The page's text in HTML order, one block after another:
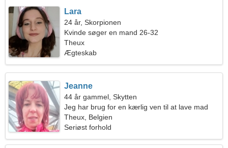
Lara
24 år, Skorpionen
Kvinde søger en mand 26-32
Theux
Ægteskab
Jeanne
44 år gammel, Skytten
Jeg har brug for en kærlig ven til at lave mad
sammen
Theux, Belgien
Seriøst forhold